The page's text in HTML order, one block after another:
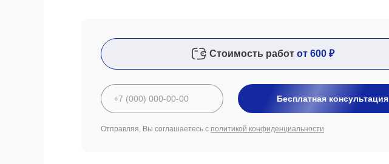
Стоимость работ от 600 ₽
Бесплатная консультация
Отправляя, Вы соглашаетесь с политикой конфиденциальности